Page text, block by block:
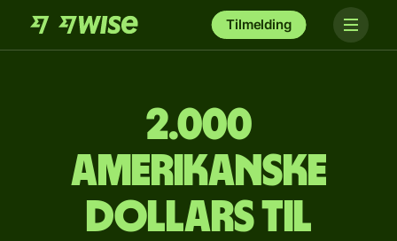
Tilmelding
2.000
amerikanske
dollars til